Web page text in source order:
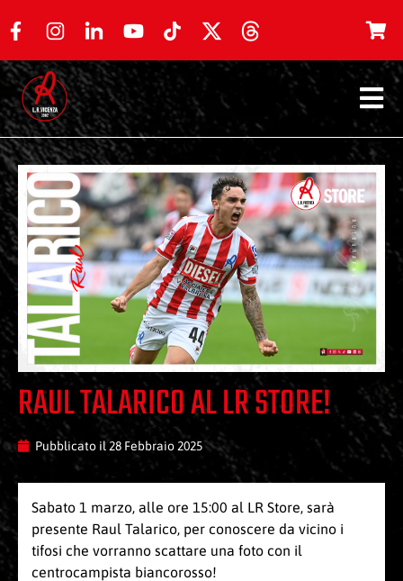
RAUL TALARICO AL LR STORE!
Pubblicato il28 Febbraio 2025
Sabato 1 marzo, alle ore 15:00 al LR Store, sarà
presente Raul Talarico, per conoscere da vicino i
tifosi che vorranno scattare una foto con il
centrocampista biancorosso!